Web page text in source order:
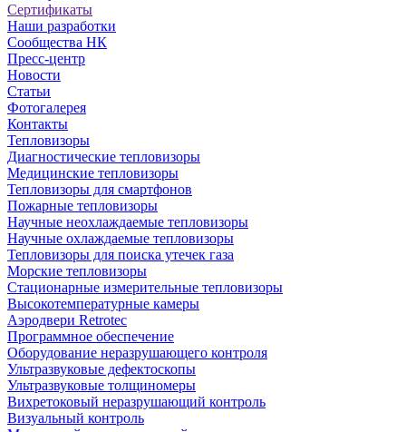
Сертификаты
Наши разработки
Сообщества НК
Пресс-центр
Новости
Статьи
Фотогалерея
Контакты
Тепловизоры
Диагностические тепловизоры
Медицинские тепловизоры
Тепловизоры для смартфонов
Пожарные тепловизоры
Научные неохлаждаемые тепловизоры
Научные охлаждаемые тепловизоры
Тепловизоры для поиска утечек газа
Морские тепловизоры
Стационарные измерительные тепловизоры
Высокотемпературные камеры
Аэродвери Retrotec
Программное обеспечение
Оборудование неразрушающего контроля
Ультразвуковые дефектоскопы
Ультразвуковые толщиномеры
Вихретоковый неразрушающий контроль
Визуальный контроль